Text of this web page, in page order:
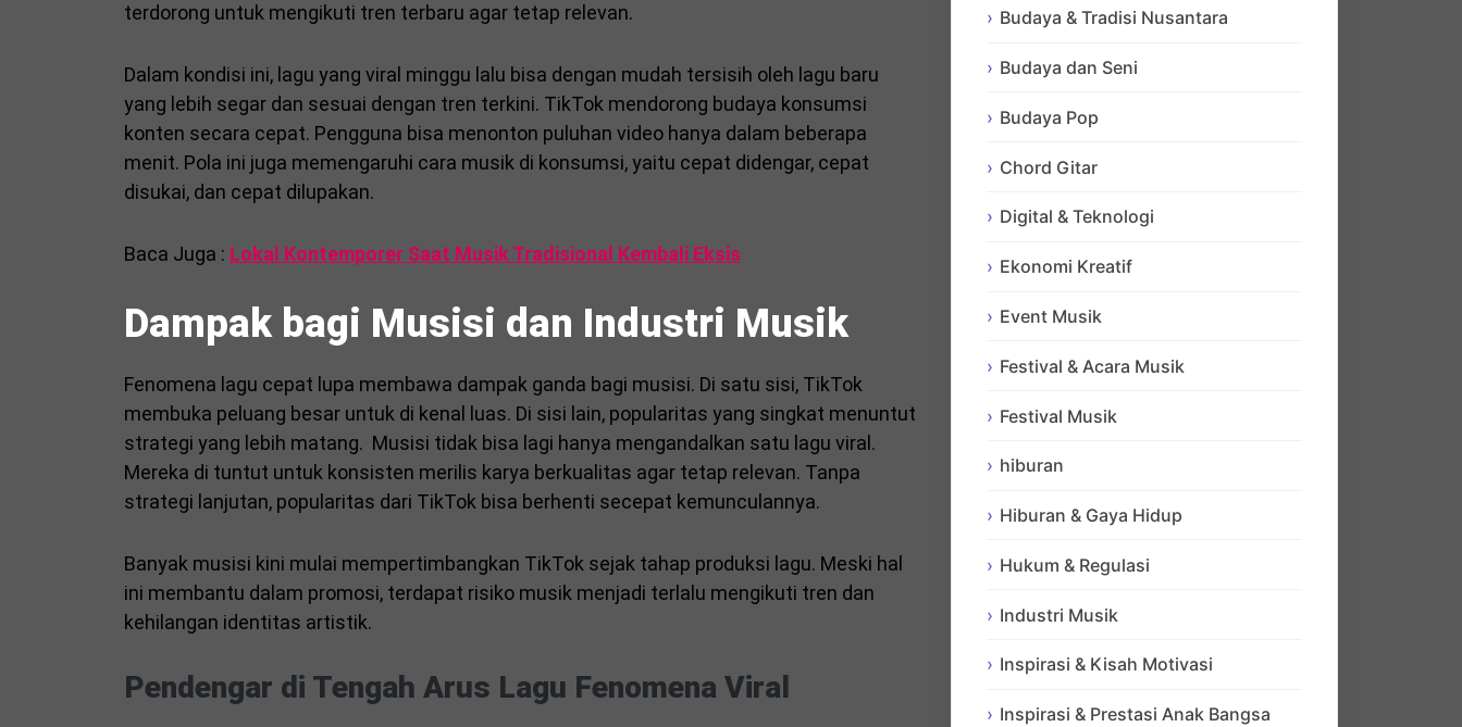
terdorong untuk mengikuti tren terbaru agar tetap relevan.
Dalam kondisi ini, lagu yang viral minggu lalu bisa dengan mudah tersisih oleh lagu baru
yang lebih segar dan sesuai dengan tren terkini. TikTok mendorong budaya konsumsi
konten secara cepat. Pengguna bisa menonton puluhan video hanya dalam beberapa
menit. Pola ini juga memengaruhi cara musik di konsumsi, yaitu cepat didengar, cepat
disukai, dan cepat dilupakan.
Baca Juga : Lokal Kontemporer Saat Musik Tradisional Kembali Eksis
Dampak bagi Musisi dan Industri Musik
Fenomena lagu cepat lupa membawa dampak ganda bagi musisi. Di satu sisi, TikTok
membuka peluang besar untuk di kenal luas. Di sisi lain, popularitas yang singkat menuntut
strategi yang lebih matang. Musisi tidak bisa lagi hanya mengandalkan satu lagu viral.
Mereka di tuntut untuk konsisten merilis karya berkualitas agar tetap relevan. Tanpa
strategi lanjutan, popularitas dari TikTok bisa berhenti secepat kemunculannya.
Banyak musisi kini mulai mempertimbangkan TikTok sejak tahap produksi lagu. Meski hal
ini membantu dalam promosi, terdapat risiko musik menjadi terlalu mengikuti tren dan
kehilangan identitas artistik.
Pendengar di Tengah Arus Lagu Fenomena Viral
Budaya & Tradisi Nusantara
Budaya dan Seni
Budaya Pop
Chord Gitar
Digital & Teknologi
Ekonomi Kreatif
Event Musik
Festival & Acara Musik
Festival Musik
hiburan
Hiburan & Gaya Hidup
Hukum & Regulasi
Industri Musik
Inspirasi & Kisah Motivasi
Inspirasi & Prestasi Anak Bangsa